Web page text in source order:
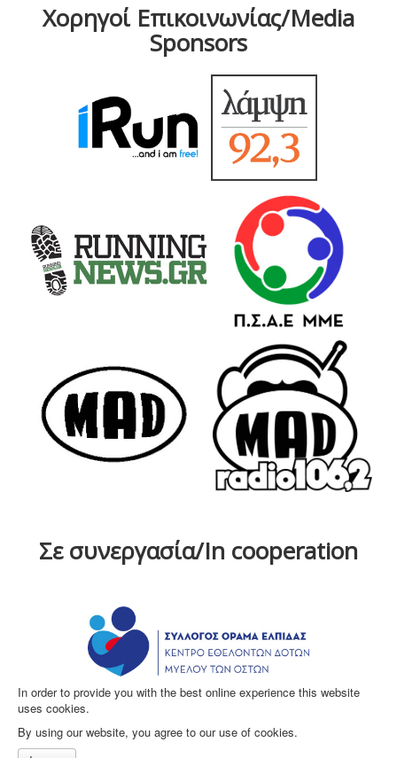
Χορηγοί Επικοινωνίας/Media
Sponsors
Σε συνεργασία/In cooperation
In order to provide you with the best online experience this website
uses cookies.
By using our website, you agree to our use of cookies.